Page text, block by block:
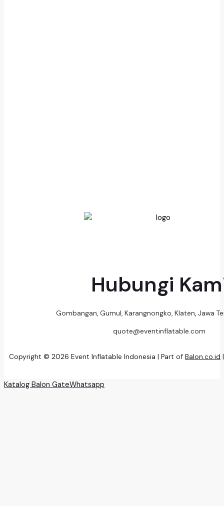
Hubungi
Gombangan, Gumul, Karangnongko, Klaten, Jawa
quote@eventinflatable.com
Copyright © 2026 Event Inflatable Indonesia | Part of Balon.co.id
Katalog Balon GateWhatsapp